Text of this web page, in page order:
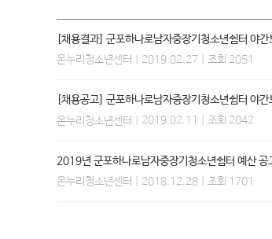
[채용결과] 군포하나로남자중장기청소년쉼터 야
온누리청소년센터
| 2019.02.27 | 조회 2051
[채용공고] 군포하나로남자중장기청소년쉼터 야
온누리청소년센터
| 2019.02.11 | 조회 2042
2019년 군포하나로남자중장기청소년쉼터 예산 공
온누리청소년센터
| 2018.12.28 | 조회 1701